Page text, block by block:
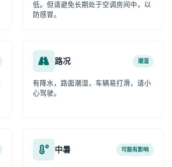
低。但请避免长期处于空调房间中，以
防感冒。
路况 潮湿
有降水，路面潮湿，车辆易打滑，请小
心驾驶。
中暑 可能有影响